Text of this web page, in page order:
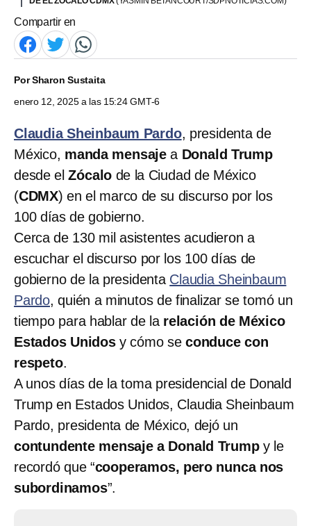
Compartir en
PorSharon Sustaita
enero 12, 2025 a las 15:24 GMT-6
Claudia Sheinbaum Pardo, presidenta de
México, manda mensaje a Donald Trump
desde elZócalo de la Ciudad de México
(CDMX) en el marco de su discurso por los
100 días de gobierno.
Cerca de 130 mil asistentes acudieron a
escuchar el discurso por los 100 días de
gobierno de la presidenta Claudia Sheinbaum
Pardo, quién a minutos de finalizar se tomó un
tiempo para hablar de la relación de México
Estados Unidosy cómo seconduce con
respeto.
A unos días de la toma presidencial de Donald
Trump en Estados Unidos, Claudia Sheinbaum
Pardo, presidenta de México, dejó un
contundente mensaje a Donald Trumpy le
recordó que “cooperamos, pero nunca nos
subordinamos”.